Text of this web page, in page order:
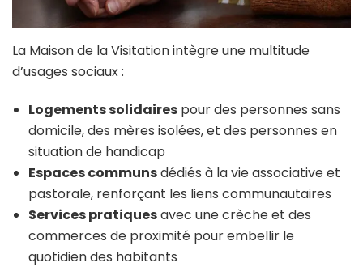
La Maison de la Visitation intègre une multitude
d’usages sociaux :
Logements solidaires pour des personnes sans
domicile, des mères isolées, et des personnes en
situation de handicap
Espaces communsdédiés à la vie associative et
pastorale, renforçant les liens communautaires
Services pratiquesavec une crèche et des
commerces de proximité pour embellir le
quotidien des habitants